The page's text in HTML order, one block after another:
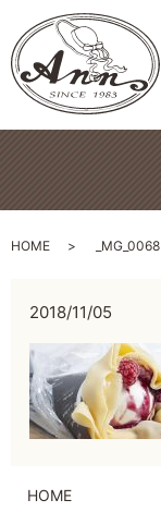
HOME _MG_0068
2018/11/05
HOME